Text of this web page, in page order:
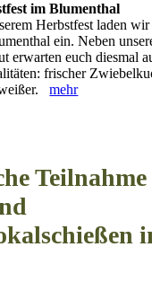
im Blumenthal
Herbstfest laden
ein. Neben
erwarten euch diesmal
frischer
mehr
Teilnahme